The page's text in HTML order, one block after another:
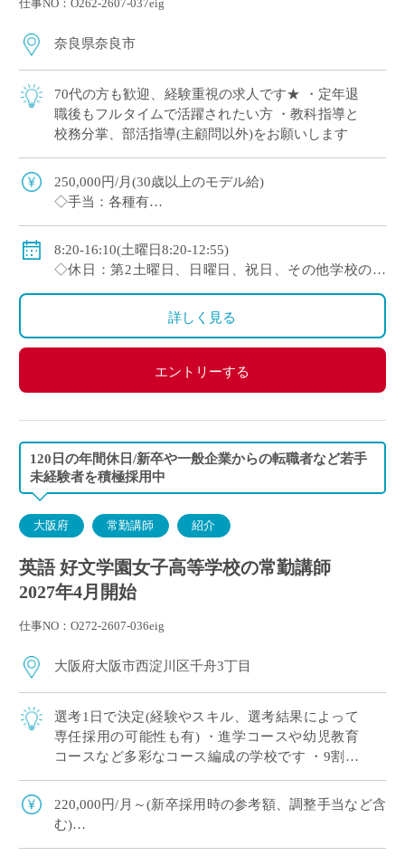
仕事NO：O262-2607-037eig
奈良県奈良市
70代の方も歓迎、経験重視の求人です★ ・定年退
職後もフルタイムで活躍されたい方 ・教科指導と
校務分掌、部活指導(主顧問以外)をお願いします
250,000円/月(30歳以上のモデル給)
◇手当：各種有
◇賞与：有(初年度1.0ヶ月分→2年目以降2.0ヶ月分)
◇保険：私学共済、雇用保険、労災保険
8:20-16:10(土曜日8:20-12:55)
◇休日：第2土曜日、日曜日、祝日、その他学校の定
める休日
詳しく見る
エントリーする
120日の年間休日/新卒や一般企業からの転職者など若手
未経験者を積極採用中
大阪府 常勤講師 紹介
英語 好文学園女子高等学校の常勤講師
2027年4月開始
仕事NO：O272-2607-036eig
大阪府大阪市西淀川区千舟3丁目
選考1日で決定(経験やスキル、選考結果によって
専任採用の可能性も有) ・進学コースや幼児教育
コースなど多彩なコース編成の学校です ・9割以
上の生徒が大学や短大、専門学校に進学していま
す ・新卒や社会人からのキャリアチェン […]
220,000円/月～(新卒採用時の参考額、調整手当など含
む)
◇手当：各種有